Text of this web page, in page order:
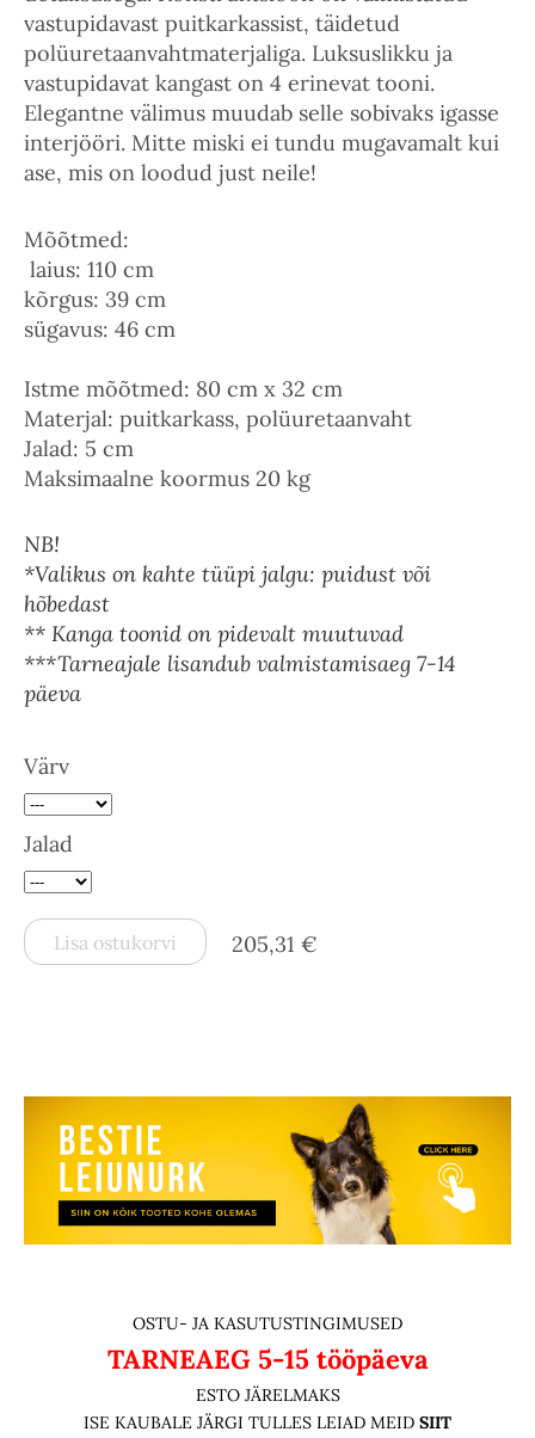
vastupidavast puitkarkassist, täidetud
polüuretaanvahtmaterjaliga. Luksuslikku ja
vastupidavat kangast on 4 erinevat tooni.
Elegantne välimus muudab selle sobivaks igasse
interjööri. Mitte miski ei tundu mugavamalt kui
ase, mis on loodud just neile!
Mõõtmed:
laius: 110 cm
kõrgus: 39 cm
sügavus: 46 cm
Istme mõõtmed: 80 cm x 32 cm
Materjal: puitkarkass, polüuretaanvaht
Jalad: 5 cm
Maksimaalne koormus 20 kg
NB!
*Valikus on kahte tüüpi jalgu: puidust või
hõbedast
** Kanga toonid on pidevalt muutuvad
***Tarneajale lisandub valmistamisaeg 7-14
päeva
Värv
Jalad
Lisa ostukorvi 205,31 €
OSTU- JA KASUTUSTINGIMUSED
TARNEAEG 5-15 tööpäeva
ESTO JÄRELMAKS
ISE KAUBALE JÄRGI TULLES LEIAD MEID SIIT